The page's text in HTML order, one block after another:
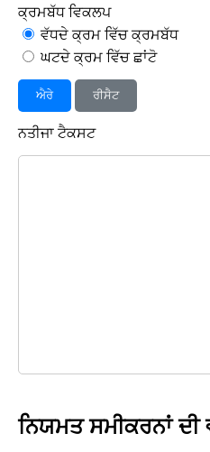
ਕ੍ਰਮਬੱਧ ਵਿਕਲਪ
ਵੱਧਦੇ ਕ੍ਰਮ ਵਿੱਚ ਕ੍ਰਮਬੱਧ
ਘਟਦੇ ਕ੍ਰਮ ਵਿੱਚ ਛਾਂਟੋ
ਐਰੇ ਰੀਸੈਟ
ਨਤੀਜਾ ਟੈਕਸਟ
ਨਿਯਮਤ ਸਮੀਕਰਨਾਂ